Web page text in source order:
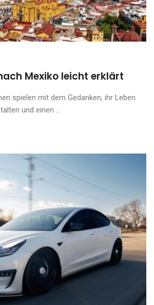
Mexiko leicht erklärt
spielen mit dem Gedanken, ihr Leben
und einen ...